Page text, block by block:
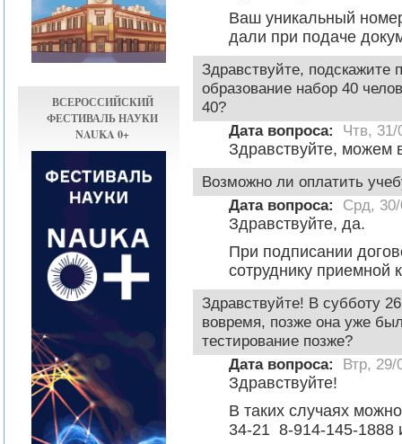
ВСЕРОССИЙСКИЙ
ФЕСТИВАЛЬ НАУКИ
NAUKA 0+
Ваш уникальный
дали при подаче
Здравствуйте,
образование набор 40
40?
Дата вопроса:
Чтв, 31/
Здравствуйте, можем
Возможно ли оплатить
Дата вопроса:
Срд,
Здравствуйте, да.
При подписании
сотруднику приемной
Здравствуйте! В субботу
вовремя, позже она уже
тестирование позже?
Дата вопроса:
Втр, 29/
Здравствуйте!
В таких случаях
34-21 8-914-145-1888